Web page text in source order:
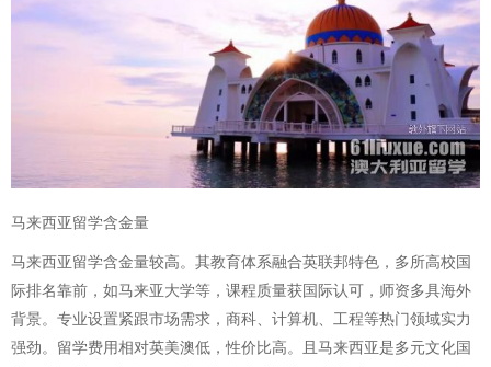
马来西亚留学含金量
马来西亚留学含金量较高。其教育体系融合英联邦特色，多所高校国
际排名靠前，如马来亚大学等，课程质量获国际认可，师资多具海外
背景。专业设置紧跟市场需求，商科、计算机、工程等热门领域实力
强劲。留学费用相对英美澳低，性价比高。且马来西亚是多元文化国